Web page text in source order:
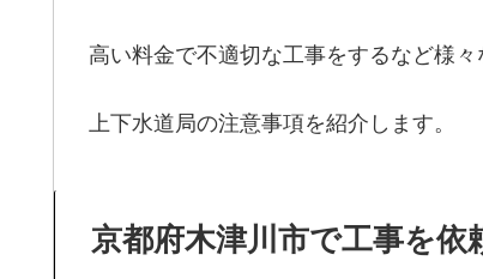
高い料金で不適切な工事をするなど様
上下水道局の注意事項を紹介します。
京都府木津川市で工事を依